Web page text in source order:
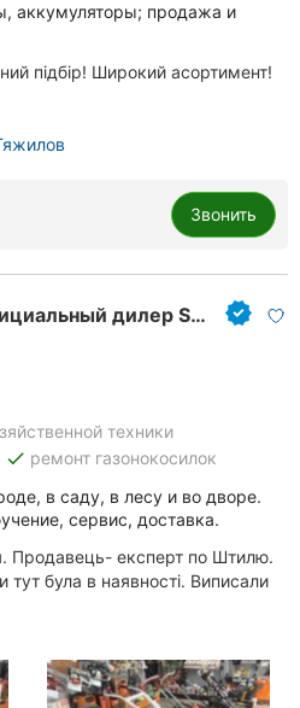
аккумуляторы; продажа и
підбір! Широкий асортимент!
Звонить
Штиль Инструмент, официальный дилер STIHL
техники
done ремонт газонокосилок
в саду, в лесу и во дворе.
сервис, доставка.
Продавець- експерт по Штилю.
тут була в наявності. Виписали